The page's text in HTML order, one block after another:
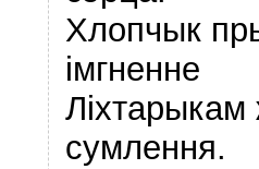
Хлопчык
iмгненне
Лiхтарыкам
сумлення.